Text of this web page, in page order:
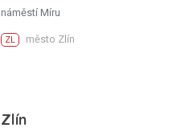
náměstí Míru
ZL město Zlín
Zlín